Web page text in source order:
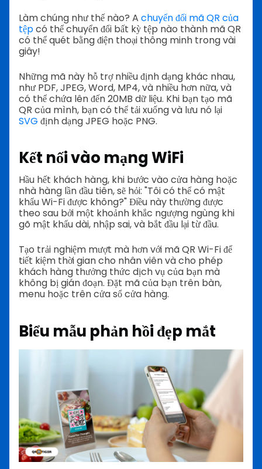
Làm chúng như thế nào? A chuyển đổi mã QR của
tệpcó thể chuyển đổi bất kỳ tệp nào thành mã QR
có thể quét bằng điện thoại thông minh trong vài
giây!
Những mã này hỗ trợ nhiều định dạng khác nhau,
như PDF, JPEG, Word, MP4, và nhiều hơn nữa, và
có thể chứa lên đến 20MB dữ liệu. Khi bạn tạo mã
QR của mình, bạn có thể tải xuống và lưu nó lại
SVG định dạng JPEG hoặc PNG.
Kết nối vào mạng WiFi
Hầu hết khách hàng, khi bước vào cửa hàng hoặc
nhà hàng lần đầu tiên, sẽ hỏi: "Tôi có thể có mật
khẩu Wi-Fi được không?" Điều này thường được
theo sau bởi một khoảnh khắc ngượng ngùng khi
gõ mật khẩu dài, nhập sai, và bắt đầu lại từ đầu.
Tạo trải nghiệm mượt mà hơn với mã QR Wi-Fi để
tiết kiệm thời gian cho nhân viên và cho phép
khách hàng thưởng thức dịch vụ của bạn mà
không bị gián đoạn. Đặt mã của bạn trên bàn,
menu hoặc trên cửa sổ cửa hàng.
Biểu mẫu phản hồi đẹp mắt